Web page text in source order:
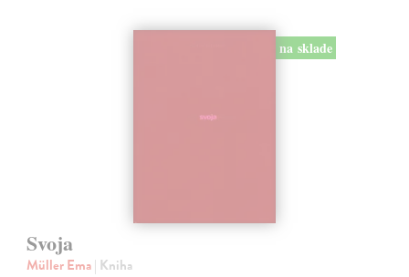
na sklade
Svoja
Müller Ema| Kniha